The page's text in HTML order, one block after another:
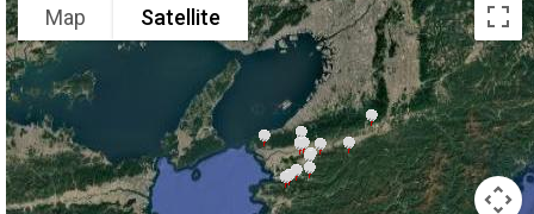
Map Satellite